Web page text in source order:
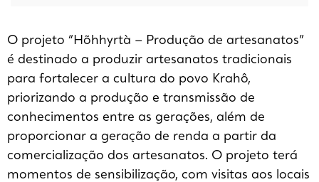
O projeto “Hõhhyrtà – Produção de artesanatos”
é destinado a produzir artesanatos tradicionais
para fortalecer a cultura do povo Krahô,
priorizando a produção e transmissão de
conhecimentos entre as gerações, além de
proporcionar a geração de renda a partir da
comercialização dos artesanatos. O projeto terá
momentos de sensibilização, com visitas aos locais